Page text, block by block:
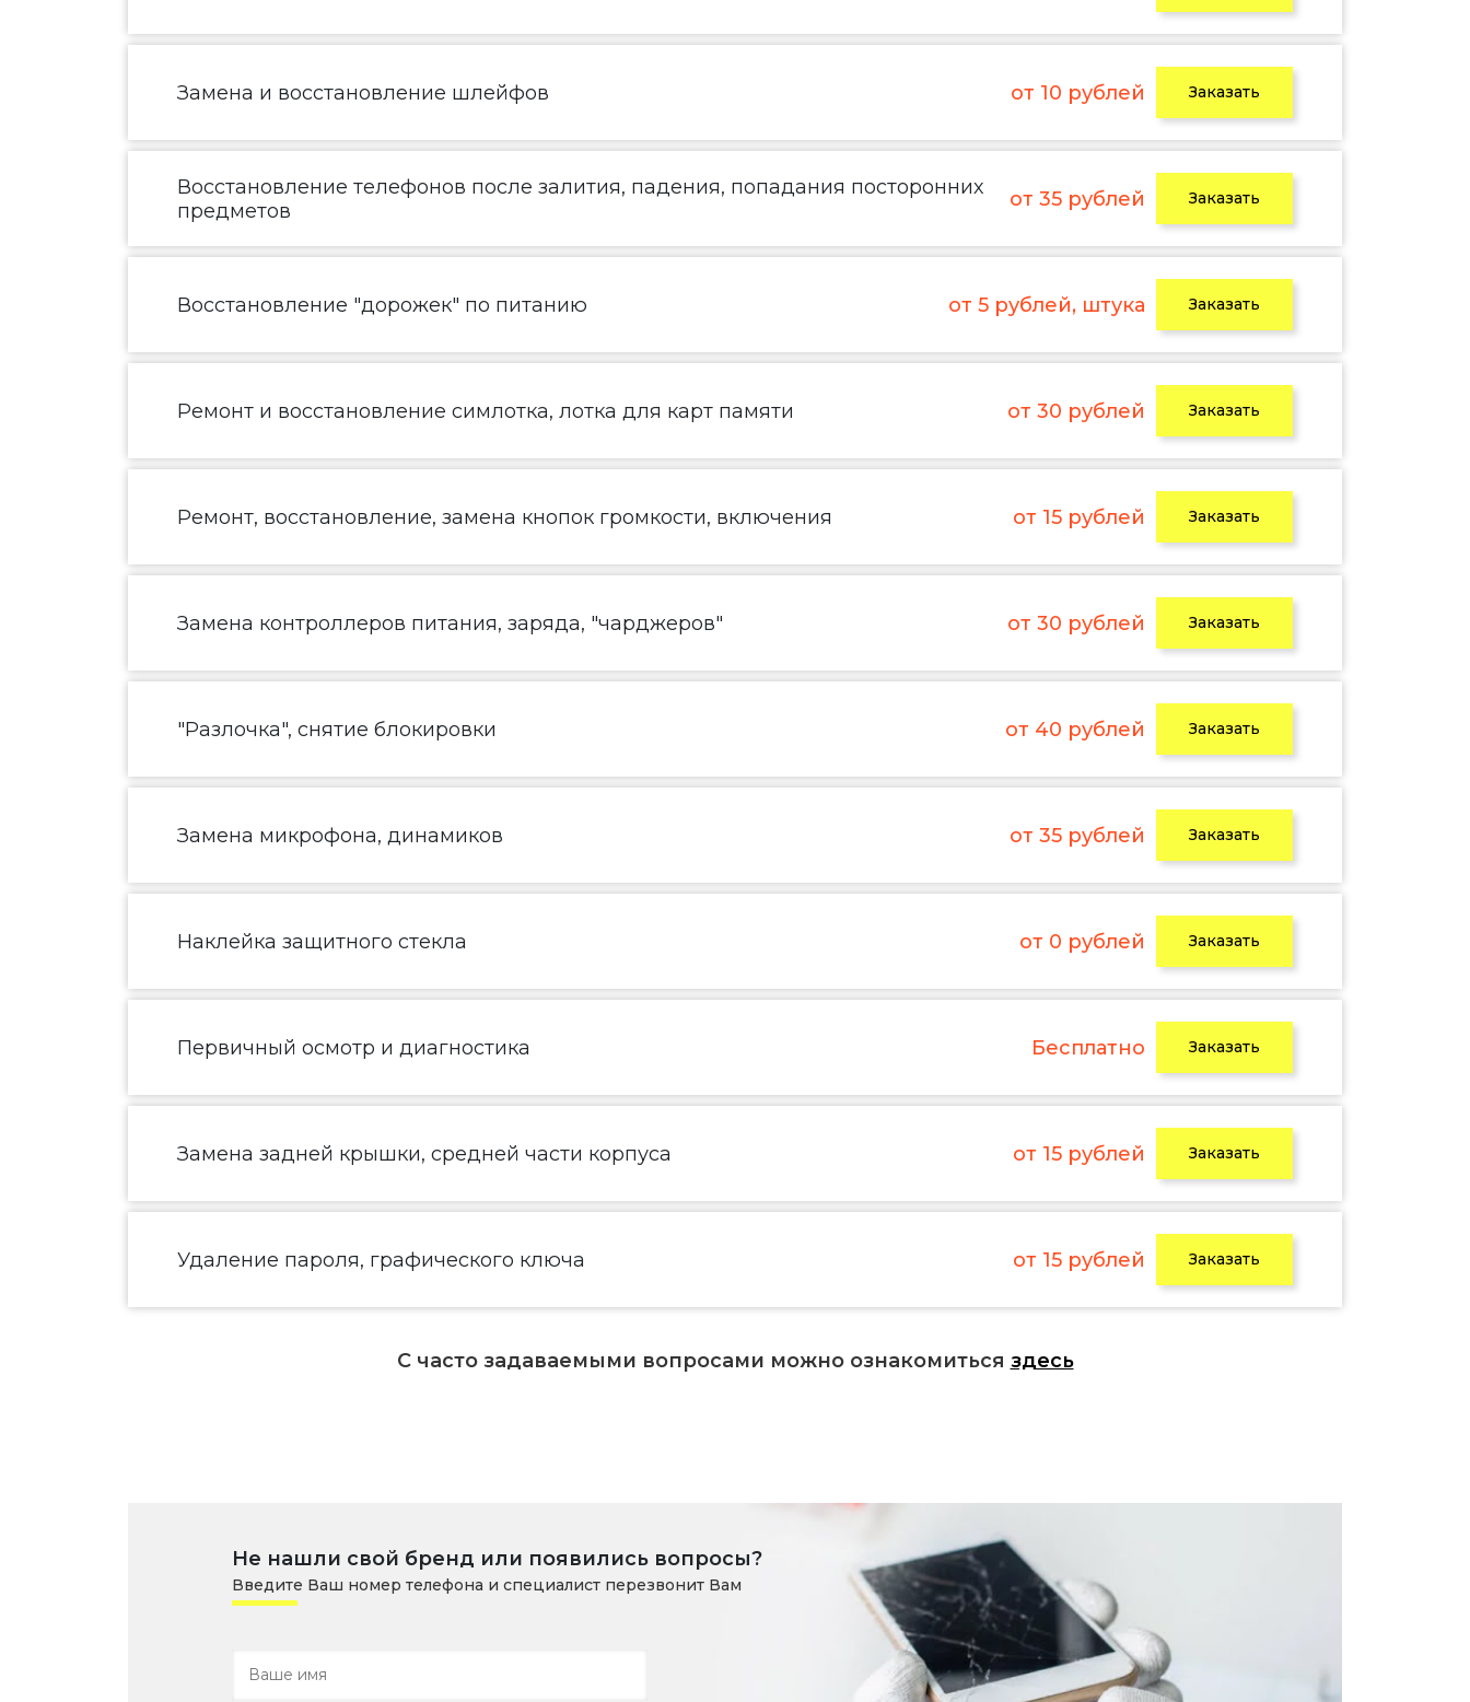
Замена и восстановление шлейфов от 10 рублей Заказать
Восстановление телефонов после залития, падения, попадания посторонних
предметов
от 35 рублей Заказать
Восстановление "дорожек" по питанию от 5 рублей, штука Заказать
Ремонт и восстановление симлотка, лотка для карт памяти от 30 рублей Заказать
Ремонт, восстановление, замена кнопок громкости, включения от 15 рублей Заказать
Замена контроллеров питания, заряда, "чарджеров" от 30 рублей Заказать
"Разлочка", снятие блокировки от 40 рублей Заказать
Замена микрофона, динамиков от 35 рублей Заказать
Наклейка защитного стекла от 0 рублей Заказать
Первичный осмотр и диагностика Бесплатно Заказать
Замена задней крышки, средней части корпуса от 15 рублей Заказать
Удаление пароля, графического ключа от 15 рублей Заказать
С часто задаваемыми вопросами можно ознакомиться здесь
Не нашли свой бренд или появились вопросы?
Введите Ваш номер телефона и специалист перезвонит Вам